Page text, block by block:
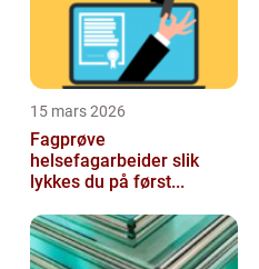
15 mars 2026
Fagprøve
helsefagarbeider slik
lykkes du på først...